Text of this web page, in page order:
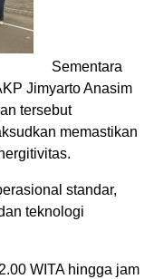
Sementara
Jimyarto Anasim
tersebut
memastikan
standar,
teknologi
WITA hingga jam